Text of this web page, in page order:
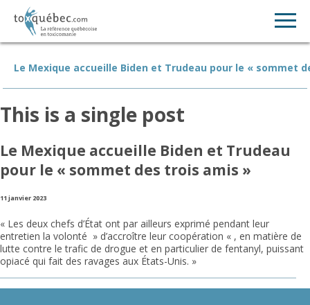
Le Mexique accueille Biden et Trudeau pour le « sommet
This is a single post
Le Mexique accueille Biden et Trudeau
pour le « sommet des trois amis »
11 janvier 2023
« Les deux chefs d’État ont par ailleurs exprimé pendant leur
entretien la volonté » d’accroître leur coopération « , en matière de
lutte contre le trafic de drogue et en particulier de fentanyl, puissant
opiacé qui fait des ravages aux États-Unis. »